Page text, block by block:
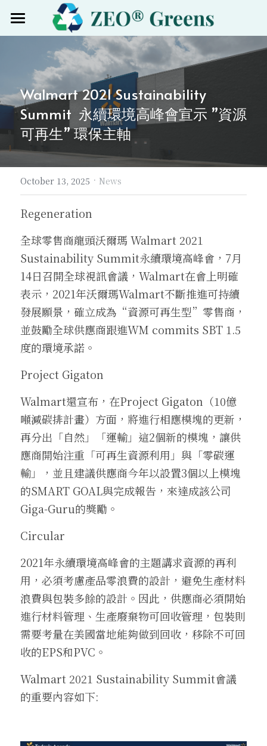
Home
Products
Certified
About
News
Group site
Mygreenpack
Nanozeo中国
Search
Walmart 2021 Sustainability
Summit  永續環境高峰會宣示 ”資源
可再生” 環保主軸
October 13, 2025 · News
Regeneration
全球零售商龍頭沃爾瑪 Walmart 2021
Sustainability Summit永續環境高峰會，7月
14日召開全球視訊會議，Walmart在會上明確
表示，2021年沃爾瑪Walmart不斷推進可持續
發展願景，確立成為“資源可再生型”零售商，
並鼓勵全球供應商跟進WM commits SBT 1.5
度的環境承諾。
Project Gigaton
Walmart還宣布，在Project Gigaton（10億
噸減碳排計畫）方面，將進行相應模塊的更新，
再分出「自然」「運輸」這2個新的模塊，讓供
應商開始注重「可再生資源利用」與「零碳運
輸」，並且建議供應商今年以設置3個以上模塊
的SMART GOAL與完成報告，來達成該公司
Giga-Guru的獎勵。
Circular
2021年永續環境高峰會的主題講求資源的再利
用，必須考慮產品零浪費的設計，避免生產材料
浪費與包裝多餘的設計。因此，供應商必須開始
進行材料管理、生產廢棄物可回收管理，包裝則
需要考量在美國當地能夠做到回收，移除不可回
收的EPS和PVC。
Walmart 2021 Sustainability Summit會議
的重要內容如下: